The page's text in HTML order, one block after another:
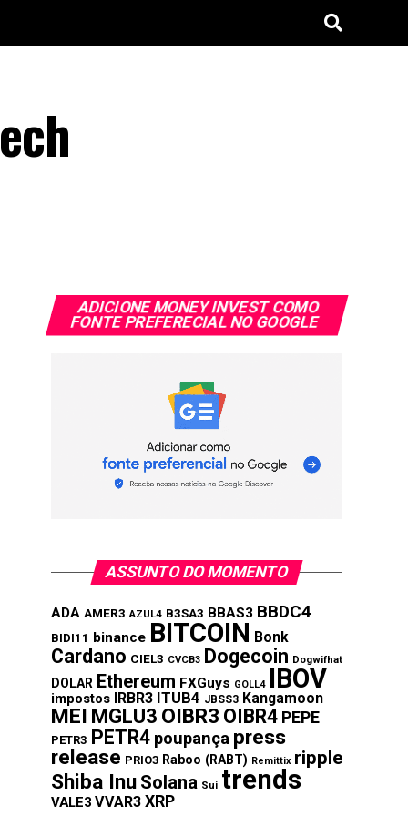
ADICIONE MONEY INVEST COMO
FONTE PREFERECIAL NO GOOGLE
ASSUNTO DO MOMENTO
ADA AMER3 AZUL4 B3SA3 BBAS3 BBDC4
BIDI11 binance BITCOIN Bonk
Cardano CIEL3 CVCB3 Dogecoin Dogwifhat
DOLAR Ethereum FXGuys GOLL4 IBOV
impostos IRBR3 ITUB4 JBSS3 Kangamoon
MEI MGLU3 OIBR3 OIBR4 PEPE
PETR3 PETR4 poupança press
release PRIO3 Raboo (RABT) Remittix ripple
Shiba Inu Solana Sui trends
VALE3 VVAR3 XRP